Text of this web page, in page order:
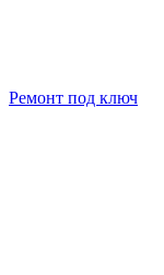
Ремонт под ключ